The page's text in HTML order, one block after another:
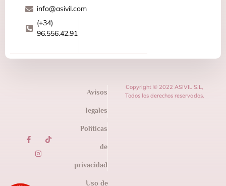
info@asivil.com
(+34)
96.556.42.91
Avisos
legales
Políticas
de
privacidad
Uso de
Copyright © 2022 ASIVIL S.L,
Todos los derechos reservados.